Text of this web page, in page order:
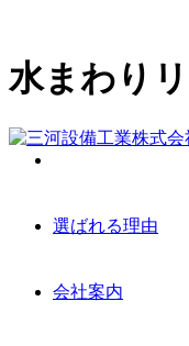
水まわり
選ばれる理由
会社案内